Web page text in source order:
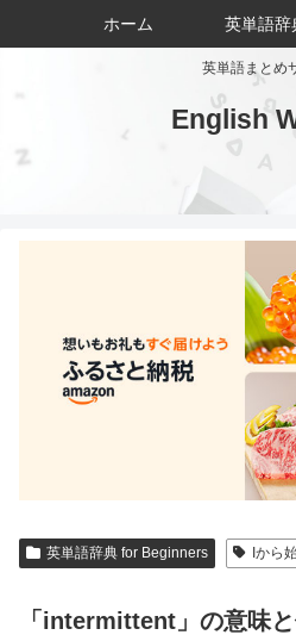
英単語まとめ
English
ホーム 英単語辞
英単語辞典 for Beginners Iから
「intermittent」の意味